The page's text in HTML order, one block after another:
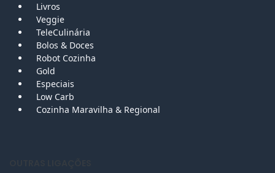
Livros
Veggie
TeleCulinária
Bolos & Doces
Robot Cozinha
Gold
Especiais
Low Carb
Cozinha Maravilha & Regional